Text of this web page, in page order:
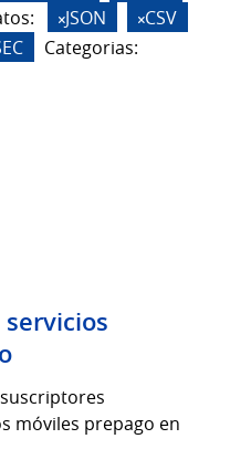
JSON
CSV
Categorias:
móviles prepago en